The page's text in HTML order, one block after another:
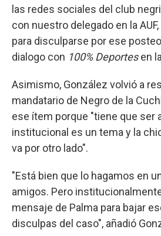
las redes sociales del club
con nuestro delegado en la AUF,
para disculparse por ese
dialogo con 100% Deportesen
Asimismo, González volvió a
mandatario de Negro de la
ese ítem porque "tiene que ser
institucional es un tema y la
va por otro lado".
"Está bien que lo hagamos en
amigos. Pero
mensaje de Palma para bajar
disculpas del caso", añadió